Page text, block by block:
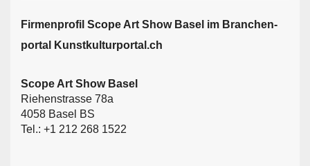
Firmen­profil Scope Art Show Basel im Branchen­
portal Kunstkulturportal.ch
Scope Art Show Basel
Riehenstrasse 78a
4058 Basel BS
Tel.: +1 212 268 1522